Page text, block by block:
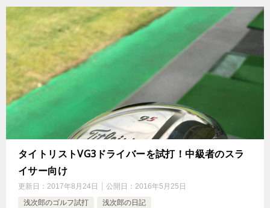
タイトリストVG3ドライバーを試打！中級者のスラ
イサー向け
更新日： 2017年8月24日 公開日： 2016年5月25日
浅次郎のゴルフ試打
浅次郎の日記